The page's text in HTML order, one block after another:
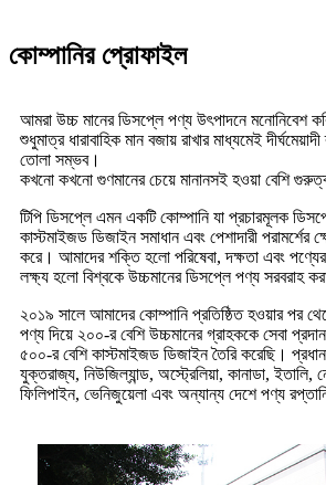
কোম্পানির প্রোফাইল
আমরা উচ্চ মানের ডিসপ্লে পণ্য উৎপাদনে মনোনিবেশ
শুধুমাত্র ধারাবাহিক মান বজায় রাখার মাধ্যমেই
তোলা সম্ভব।
কখনো কখনো গুণমানের চেয়ে মানানসই হওয়া বেশি
টিপি ডিসপ্লে এমন একটি কোম্পানি যা প্রচারমূলক
কাস্টমাইজড ডিজাইন সমাধান এবং পেশাদারী পরামর্শের
করে। আমাদের শক্তি হলো পরিষেবা, দক্ষতা এবং পণ্যের
লক্ষ্য হলো বিশ্বকে উচ্চমানের ডিসপ্লে পণ্য সরবরাহ
২০১৯ সালে আমাদের কোম্পানি প্রতিষ্ঠিত হওয়ার পর
পণ্য দিয়ে ২০০-র বেশি উচ্চমানের গ্রাহককে সেবা
৫০০-র বেশি কাস্টমাইজড ডিজাইন তৈরি করেছি।
যুক্তরাজ্য, নিউজিল্যান্ড, অস্ট্রেলিয়া, কানাডা, ইতালি,
ফিলিপাইন, ভেনিজুয়েলা এবং অন্যান্য দেশে পণ্য